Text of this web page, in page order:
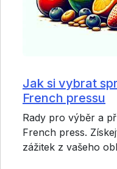
Jak si vybrat
French pressu
Rady pro výběr a
French press.
zážitek z vašeho